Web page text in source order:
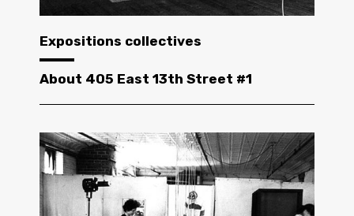
Expositions collectives
About 405 East 13th Street #1